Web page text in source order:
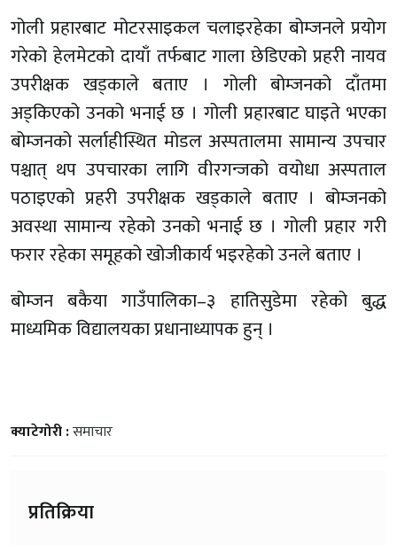
गोली प्रहारबाट मोटरसाइकल चलाइरहेका बोम्जनले प्रयोग
गरेको हेलमेटको दायाँ तर्फबाट गाला छेडिएको प्रहरी नायव
उपरीक्षक खड्काले बताए । गोली बोम्जनको दाँतमा
अड्किएको उनको भनाई छ । गोली प्रहारबाट घाइते भएका
बोम्जनको सर्लाहीस्थित मोडल अस्पतालमा सामान्य उपचार
पश्चात् थप उपचारका लागि वीरगन्जको वयोधा अस्पताल
पठाइएको प्रहरी उपरीक्षक खड्काले बताए । बोम्जनको
अवस्था सामान्य रहेको उनको भनाई छ । गोली प्रहार गरी
फरार रहेका समूहको खोजीकार्य भइरहेको उनले बताए ।
बोम्जन बकैया गाउँपालिका–३ हातिसुडेमा रहेको बुद्ध
माध्यमिक विद्यालयका प्रधानाध्यापक हुन् ।
क्याटेगोरी :समाचार
प्रतिक्रिया